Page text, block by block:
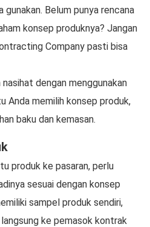
gunakan. Belum punya rencana
konsep produknya? Jangan
Company pasti bisa
dengan menggunakan
Anda memilih konsep produk,
baku dan kemasan.
produk ke pasaran, perlu
sesuai dengan konsep
sampel produk sendiri,
ke pemasok kontrak